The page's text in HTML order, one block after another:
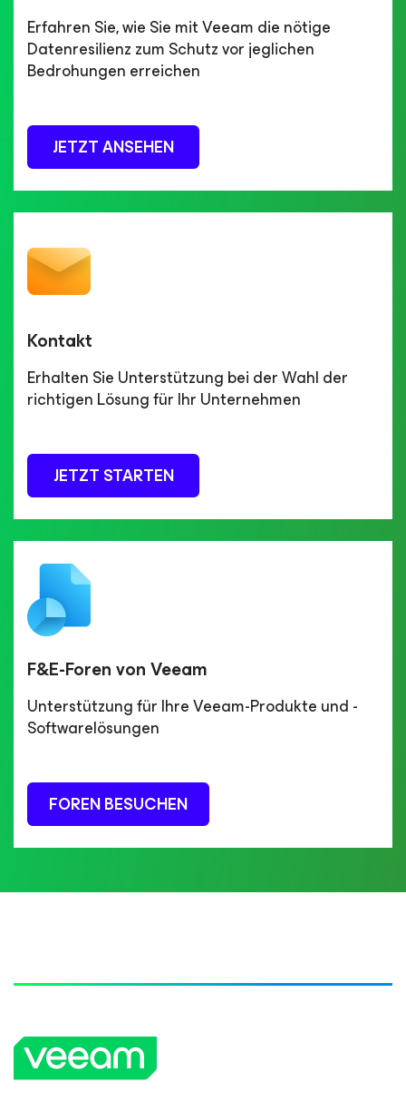
Erfahren Sie, wie Sie mit Veeam die nötige
Datenresilienz zum Schutz vor jeglichen
Bedrohungen erreichen
JETZT ANSEHEN
Kontakt
Erhalten Sie Unterstützung bei der Wahl der
richtigen Lösung für Ihr Unternehmen
JETZT STARTEN
F&E-Foren von Veeam
Unterstützung für Ihre Veeam-Produkte und -
Softwarelösungen
FOREN BESUCHEN